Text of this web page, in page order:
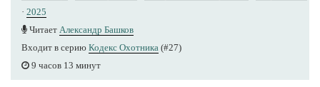
· 2025
Читает Александр Башков
Входит в серию Кодекс Охотника (#27)
9 часов 13 минут